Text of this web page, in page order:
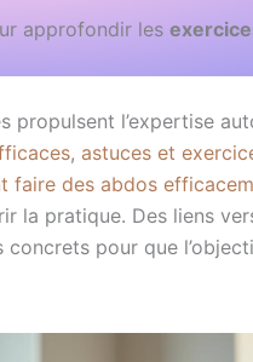
approfondir les
propulsent l’expertise
, astuces et
faire des abdos
la pratique. Des liens
concrets pour que